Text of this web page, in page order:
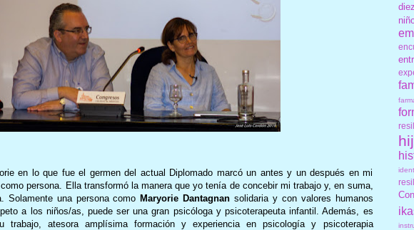
en lo que fue el germen del actual Diplomado marcó un antes y un después en mi
persona. Ella transformó la manera que yo tenía de concebir mi trabajo y, en suma,
Solamente una persona comoMaryorie Dantagnan solidaria y con valores humanos
a los niños/as, puede ser una gran psicóloga y psicoterapeuta infantil. Además, es
trabajo, atesora amplísima formación y experiencia en psicología y psicoterapia